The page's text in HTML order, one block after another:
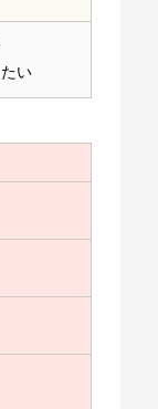
い